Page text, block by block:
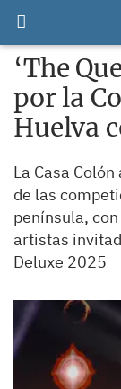
‘The
por la
Huelva
La Casa
de las
península,
artistas
Deluxe 2025